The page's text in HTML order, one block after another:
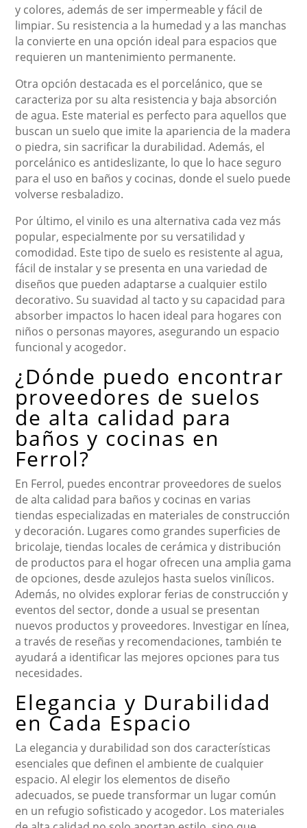
y colores, además de ser impermeable y fácil de
limpiar. Su resistencia a la humedad y a las manchas
la convierte en una opción ideal para espacios que
requieren un mantenimiento permanente.
Otra opción destacada es el porcelánico, que se
caracteriza por su alta resistencia y baja absorción
de agua. Este material es perfecto para aquellos que
buscan un suelo que imite la apariencia de la madera
o piedra, sin sacrificar la durabilidad. Además, el
porcelánico es antideslizante, lo que lo hace seguro
para el uso en baños y cocinas, donde el suelo puede
volverse resbaladizo.
Por último, el vinilo es una alternativa cada vez más
popular, especialmente por su versatilidad y
comodidad. Este tipo de suelo es resistente al agua,
fácil de instalar y se presenta en una variedad de
diseños que pueden adaptarse a cualquier estilo
decorativo. Su suavidad al tacto y su capacidad para
absorber impactos lo hacen ideal para hogares con
niños o personas mayores, asegurando un espacio
funcional y acogedor.
¿Dónde puedo encontrar
proveedores de suelos
de alta calidad para
baños y cocinas en
Ferrol?
En Ferrol, puedes encontrar proveedores de suelos
de alta calidad para baños y cocinas en varias
tiendas especializadas en materiales de construcción
y decoración. Lugares como grandes superficies de
bricolaje, tiendas locales de cerámica y distribución
de productos para el hogar ofrecen una amplia gama
de opciones, desde azulejos hasta suelos vinílicos.
Además, no olvides explorar ferias de construcción y
eventos del sector, donde a usual se presentan
nuevos productos y proveedores. Investigar en línea,
a través de reseñas y recomendaciones, también te
ayudará a identificar las mejores opciones para tus
necesidades.
Elegancia y Durabilidad
en Cada Espacio
La elegancia y durabilidad son dos características
esenciales que definen el ambiente de cualquier
espacio. Al elegir los elementos de diseño
adecuados, se puede transformar un lugar común
en un refugio sofisticado y acogedor. Los materiales